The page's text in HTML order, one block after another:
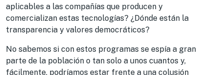
aplicables a las compañías que producen y
comercializan estas tecnologías? ¿Dónde están la
transparencia y valores democráticos?
No sabemos si con estos programas se espía a gran
parte de la población o tan solo a unos cuantos y,
fácilmente, podríamos estar frente a una colusión